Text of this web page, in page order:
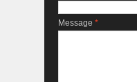
Message *